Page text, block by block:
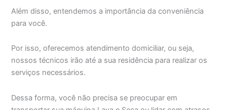
Além disso, entendemos a importância da conveniência
para você.
Por isso, oferecemos atendimento domiciliar, ou seja,
nossos técnicos irão até a sua residência para realizar os
serviços necessários.
Dessa forma, você não precisa se preocupar em